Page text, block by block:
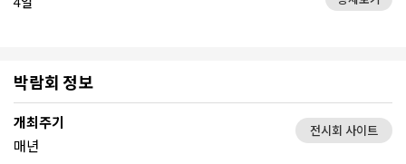
박람회 정보
개최주기
매년
전시회 사이트